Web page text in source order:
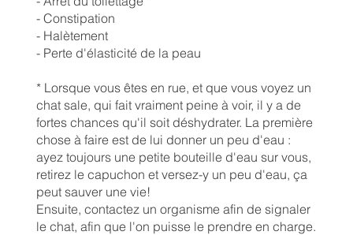
- Constipation
- Halètement
- Perte d'élasticité de la peau
* Lorsque vous êtes en rue, et que vous voyez un
chat sale, qui fait vraiment peine à voir, il y a de
fortes chances qu'il soit déshydrater. La première
chose à faire est de lui donner un peu d'eau :
ayez toujours une petite bouteille d'eau sur vous,
retirez le capuchon et versez-y un peu d'eau, ça
peut sauver une vie!
Ensuite, contactez un organisme afin de signaler
le chat, afin que l'on puisse le prendre en charge.